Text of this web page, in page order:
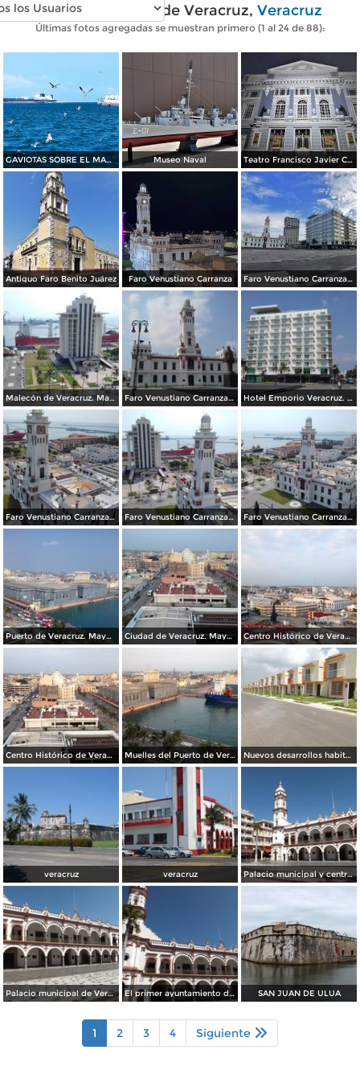
Fotos modernas de Veracruz, Veracruz
Últimas fotos agregadas se muestran primero (1 al 24 de 88):
GAVIOTAS SOBRE EL MAR AZUL DE VERACRUZ Museo Naval Teatro Francisco Javier Clavijero
Antiguo Faro Benito Juárez Faro Venustiano Carranza Faro Venustiano Carranza y Hotel Emporio
Malecón de Veracruz. Mayo/2018 Faro Venustiano Carranza. Mayo/2018 Hotel Emporio Veracruz. Mayo/2018
Faro Venustiano Carranza. Mayo/2018 Faro Venustiano Carranza y Museo Naval. Mayo/2018 Faro Venustiano Carranza. Mayo/2018
Puerto de Veracruz. Mayo/2018 Ciudad de Veracruz. Mayo/2018 Centro Histórico de Veracruz. Junio/2018
Centro Histórico de Veracruz. Junio/2018 Muelles del Puerto de Veracruz. Junio/2018 Nuevos desarrollos habitacionales cerca del aeropuerto. Agosto/2013
veracruz veracruz Palacio municipal y centro de Veracruz. Enero/2013
Palacio municipal de Veracruz. Enero/2013 El primer ayuntamiento de América. Veracruz. Enero/2013 SAN JUAN DE ULUA
1 2 3 4 Siguiente